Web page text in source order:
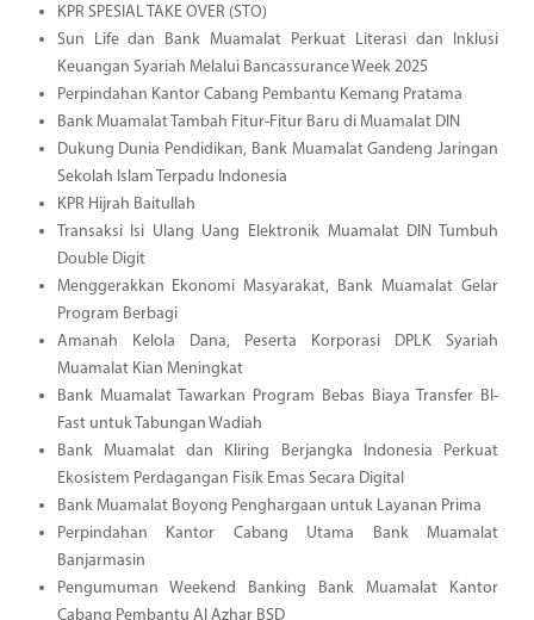
KPR SPESIAL TAKE OVER (STO)
Sun Life dan Bank Muamalat Perkuat Literasi dan Inklusi
Keuangan Syariah Melalui Bancassurance Week 2025
Perpindahan Kantor Cabang Pembantu Kemang Pratama
Bank Muamalat Tambah Fitur-Fitur Baru di Muamalat DIN
Dukung Dunia Pendidikan, Bank Muamalat Gandeng Jaringan
Sekolah Islam Terpadu Indonesia
KPR Hijrah Baitullah
Transaksi Isi Ulang Uang Elektronik Muamalat DIN Tumbuh
Double Digit
Menggerakkan Ekonomi Masyarakat, Bank Muamalat Gelar
Program Berbagi
Amanah Kelola Dana, Peserta Korporasi DPLK Syariah
Muamalat Kian Meningkat
Bank Muamalat Tawarkan Program Bebas Biaya Transfer BI-
Fast untuk Tabungan Wadiah
Bank Muamalat dan Kliring Berjangka Indonesia Perkuat
Ekosistem Perdagangan Fisik Emas Secara Digital
Bank Muamalat Boyong Penghargaan untuk Layanan Prima
Perpindahan Kantor Cabang Utama Bank Muamalat
Banjarmasin
Pengumuman Weekend Banking Bank Muamalat Kantor
Cabang Pembantu Al Azhar BSD